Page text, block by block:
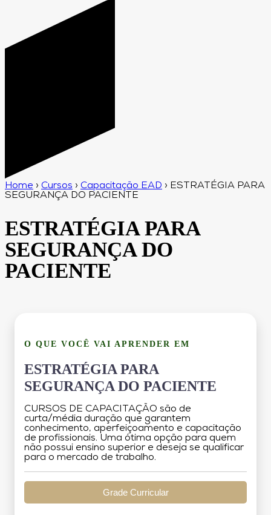
Home › Cursos › Capacitação EAD › ESTRATÉGIA PARA
SEGURANÇA DO PACIENTE
ESTRATÉGIA PARA
SEGURANÇA DO
PACIENTE
O QUE VOCÊ VAI APRENDER EM
ESTRATÉGIA PARA
SEGURANÇA DO PACIENTE
CURSOS DE CAPACITAÇÃO são de
curta/média duração que garantem
conhecimento, aperfeiçoamento e capacitação
de profissionais. Uma ótima opção para quem
não possui ensino superior e deseja se qualificar
para o mercado de trabalho.
Grade Curricular